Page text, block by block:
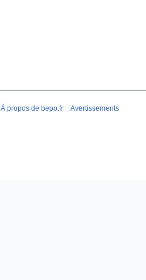
À propos de bepo.fr Avertissements